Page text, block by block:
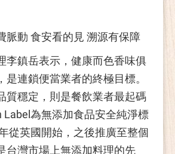
脈動 食安看的見 溯源有保障
李鎮岳表示，健康而色香味俱
是連鎖便當業者的終極目標。
質穩定，則是餐飲業者最起碼
Label為無添加食品安全純淨標
從英國開始，之後推廣至整個
台灣市場上無添加料理的先